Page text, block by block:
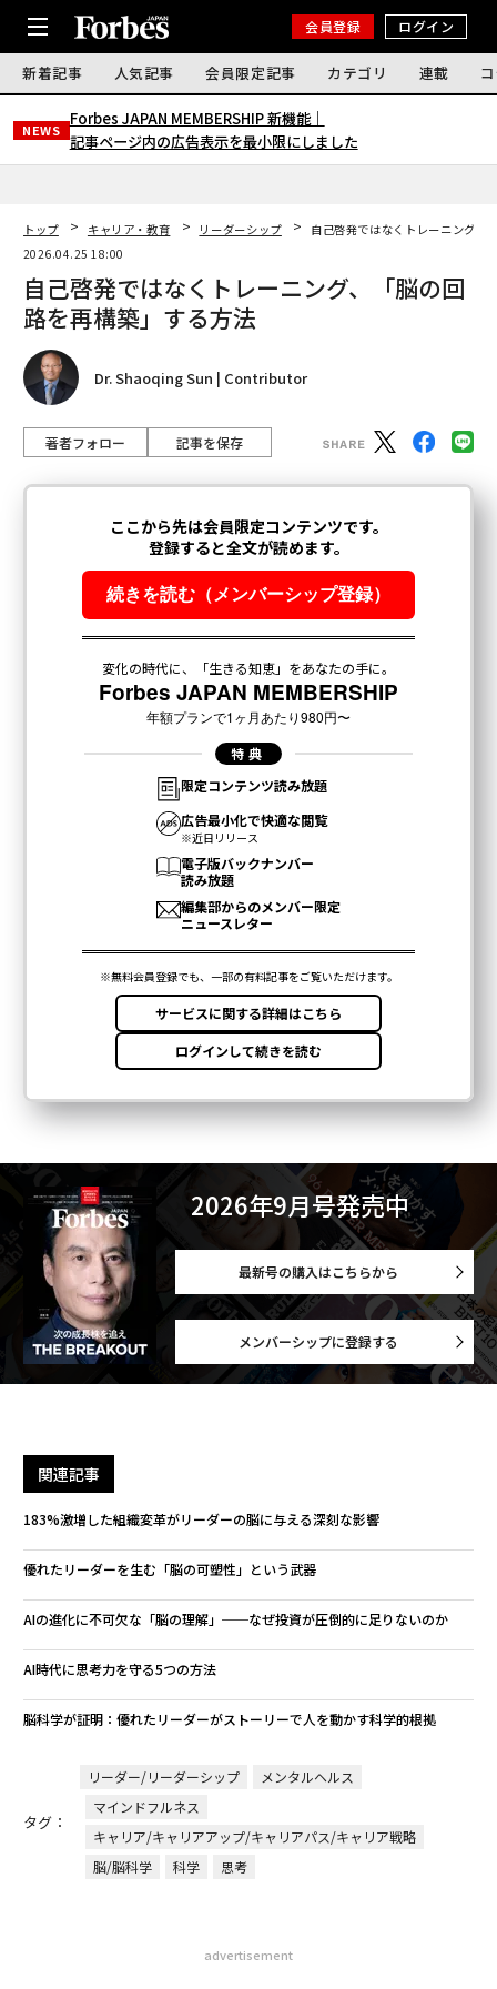
会員登録 ログイン
新着記事 人気記事 会員限定記事 カテゴリ 連載
NEWS
Forbes JAPAN MEMBERSHIP 新機能｜
記事ページ内の広告表示を最小限にしました
トップ キャリア・教育 リーダーシップ
自己啓発ではなくトレーニング、
2026.04.25 18:00
自己啓発ではなくトレーニング、「脳の回
路を再構築」する方法
Dr. Shaoqing Sun | Contributor
著者フォロー 記事を保存
2026年9月号発売中
最新号の購入はこちらから
メンバーシップに登録する
関連記事
183%激増した組織変革がリーダーの脳に与える深刻な影響
優れたリーダーを生む「脳の可塑性」という武器
AIの進化に不可欠な「脳の理解」──なぜ投資が圧倒的に足りないのか
AI時代に思考力を守る5つの方法
脳科学が証明：優れたリーダーがストーリーで人を動かす科学的根拠
タグ：
リーダー/リーダーシップ
メンタルヘルス
マインドフルネス
キャリア/キャリアアップ/キャリアパス/キャリア戦略
脳/脳科学
科学 思考
advertisement